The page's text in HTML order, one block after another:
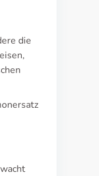
die